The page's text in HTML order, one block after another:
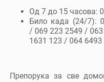
Од 7 до 15 часова:
Било када (24/7):
/ 069 223 2549 /
1631 123 / 064 6493
Препорука за све